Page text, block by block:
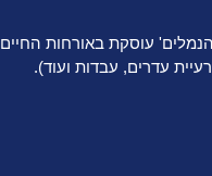
עוסקת באורחות החיים
עדרים, עבדות ועוד).